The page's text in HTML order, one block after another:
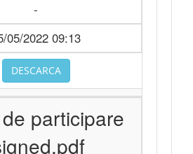
-
05/2022 09:13
DESCARCA
participare